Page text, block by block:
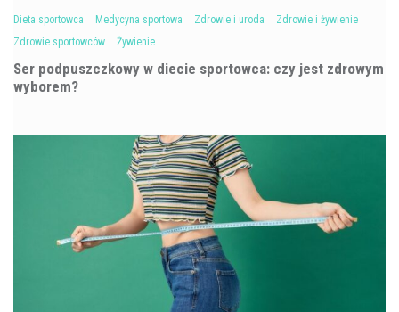
Dieta sportowca Medycyna sportowa Zdrowie i uroda
Zdrowie i żywienie
Zdrowie sportowców
Żywienie
Ser podpuszczkowy w diecie sportowca: czy jest zdrowym
wyborem?